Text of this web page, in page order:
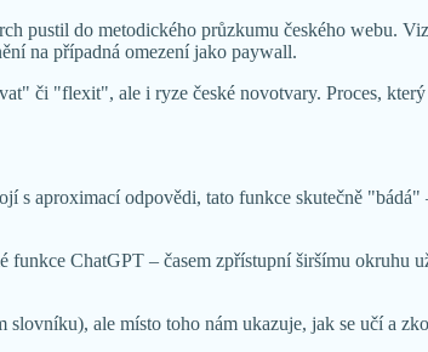
pustil do metodického průzkumu českého webu.
na případná omezení jako paywall.
či "flexit", ale i ryze české novotvary. Proces,
s aproximací odpovědi, tato funkce skutečně
ChatGPT – časem zpřístupní širšímu okruhu
ale místo toho nám ukazuje, jak se učí a